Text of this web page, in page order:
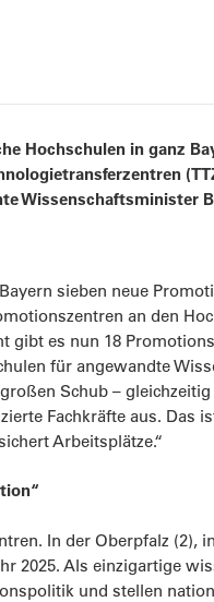
Hochschulen in ganz
Wissenschaftsminister
sieben neue
an den
es nun 18
für angewandte
Schub –
Fachkräfte aus. Das
Arbeitsplätze.“
In der Oberpfalz (2),
2025. Als einzigartige
und stellen